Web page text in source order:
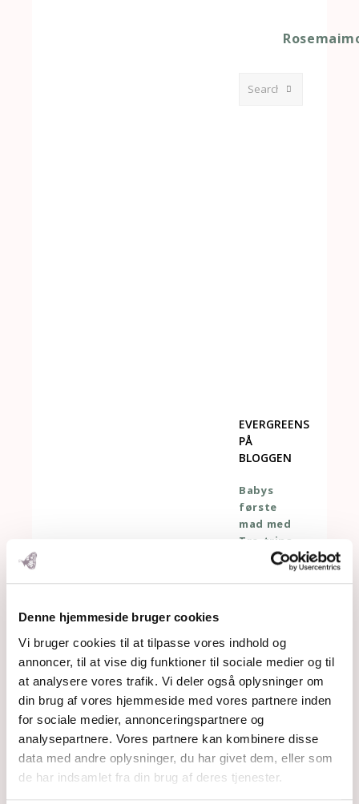
Denne hjemmeside bruger cookies
Vi bruger cookies til at tilpasse vores indhold og
annoncer, til at vise dig funktioner til sociale medier og til
at analysere vores trafik. Vi deler også oplysninger om
din brug af vores hjemmeside med vores partnere inden
for sociale medier, annonceringspartnere og
analysepartnere. Vores partnere kan kombinere disse
data med andre oplysninger, du har givet dem, eller som
de har indsamlet fra din brug af deres tjenester.
EVERGREENS
PÅ
BLOGGEN
Babys
første
mad med
Tre-trins-
raketten
Bleer uden
tandpasta
Derfor får
mine børn
vitaminpill
er
Derfor
skal baby
0-6
måneder